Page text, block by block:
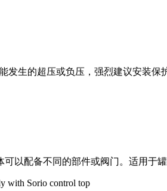
发生的超压或负压，强烈建议安装保
以配备不同的部件或阀门。适用于